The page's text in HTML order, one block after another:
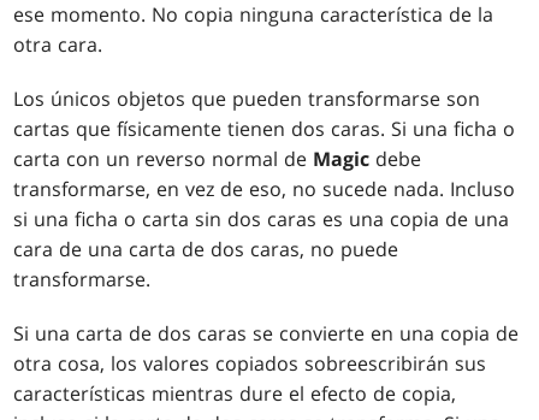
ese momento. No copia ninguna característica de la
otra cara.
Los únicos objetos que pueden transformarse son
cartas que físicamente tienen dos caras. Si una ficha o
carta con un reverso normal de Magic debe
transformarse, en vez de eso, no sucede nada. Incluso
si una ficha o carta sin dos caras es una copia de una
cara de una carta de dos caras, no puede
transformarse.
Si una carta de dos caras se convierte en una copia de
otra cosa, los valores copiados sobreescribirán sus
características mientras dure el efecto de copia,